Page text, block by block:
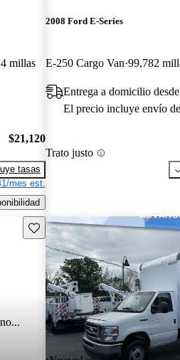
millas
$21,120
tasas
mes est.
2008 Ford E-Series
E-250 Cargo Van 99,782
Entrega a domicilio
El precio incluye envío
Trato justo
Guarda este Aviso